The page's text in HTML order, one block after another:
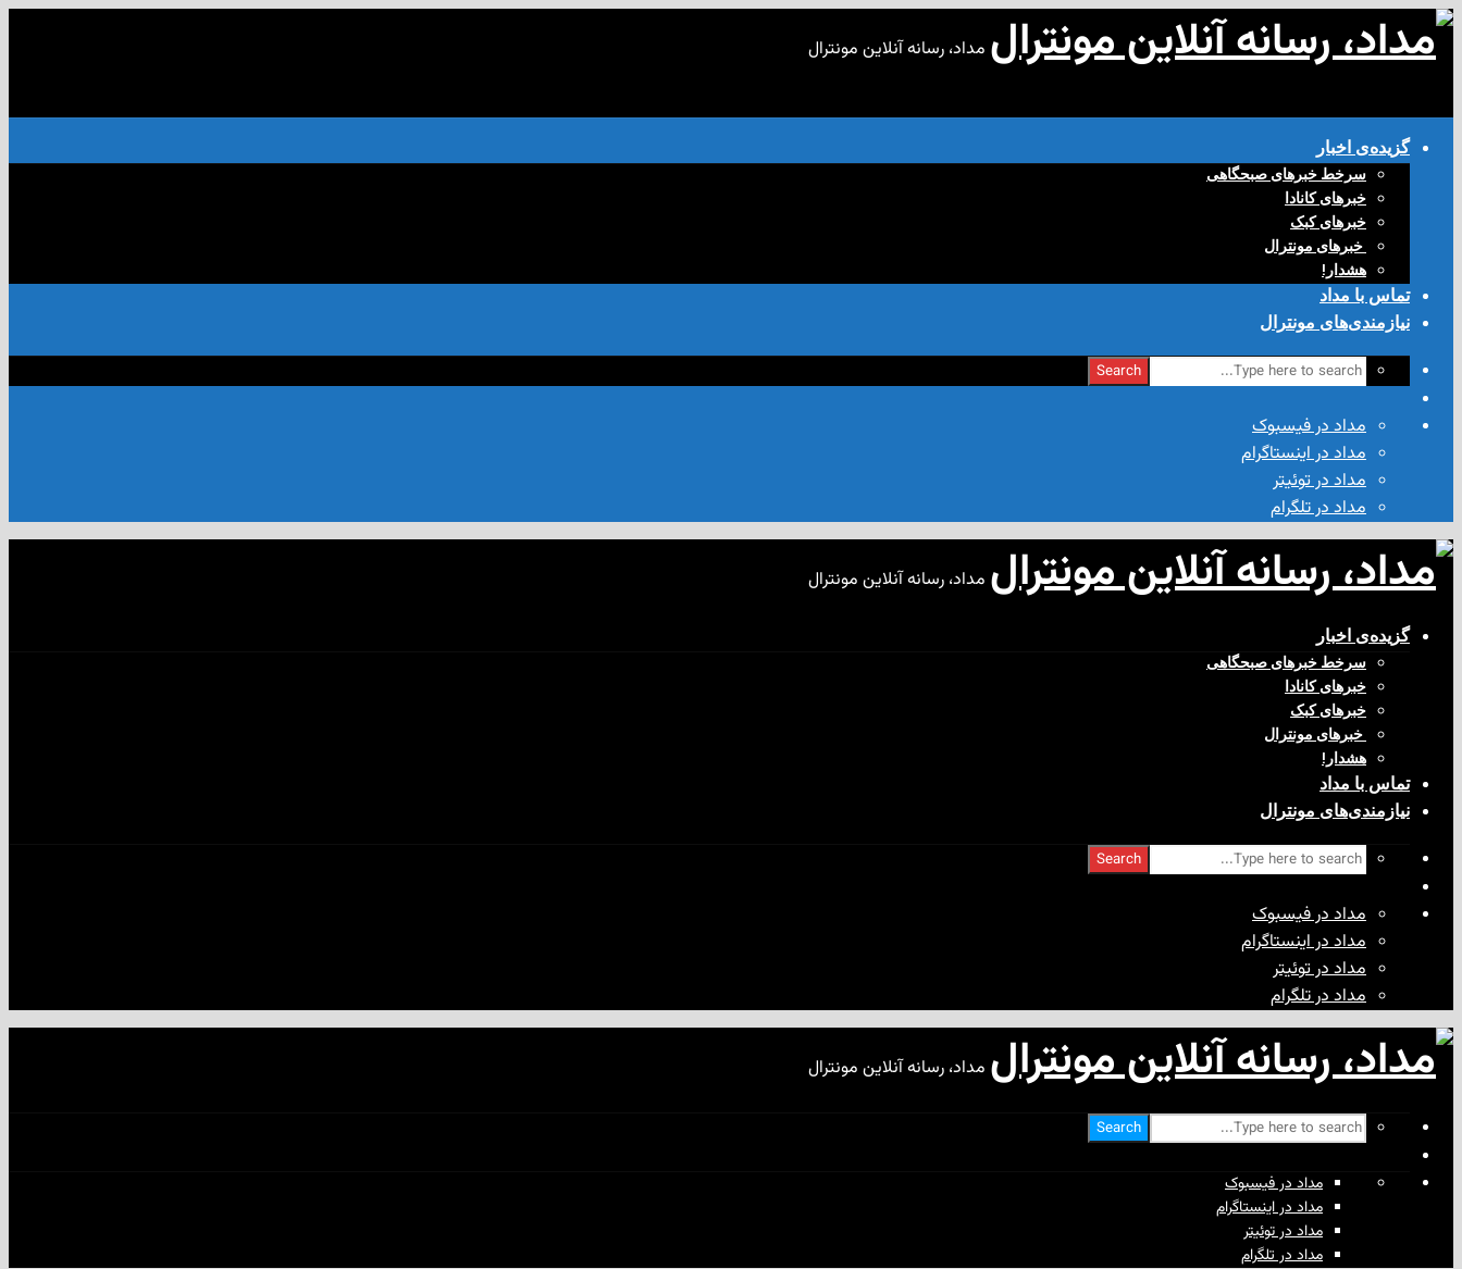
مداد، رسانه آنلاین مونترال
گزیده‌ی‌ اخبار
سرخط خبرهای صبحگاهی
خبرهای کانادا
خبرهای کبک
‌ خبرهای مونترال
هشدار!
تماس با مداد
نیازمندی‌های مونترال
Search
مداد در فیسبوک
مداد در اینستاگرام
مداد در توئیتر
مداد در تلگرام
مداد، رسانه آنلاین مونترال
گزیده‌ی‌ اخبار
سرخط خبرهای صبحگاهی
خبرهای کانادا
خبرهای کبک
‌ خبرهای مونترال
هشدار!
تماس با مداد
نیازمندی‌های مونترال
Search
مداد در فیسبوک
مداد در اینستاگرام
مداد در توئیتر
مداد در تلگرام
مداد، رسانه آنلاین مونترال
Search
مداد در فیسبوک
مداد در اینستاگرام
مداد در توئیتر
مداد در تلگرام